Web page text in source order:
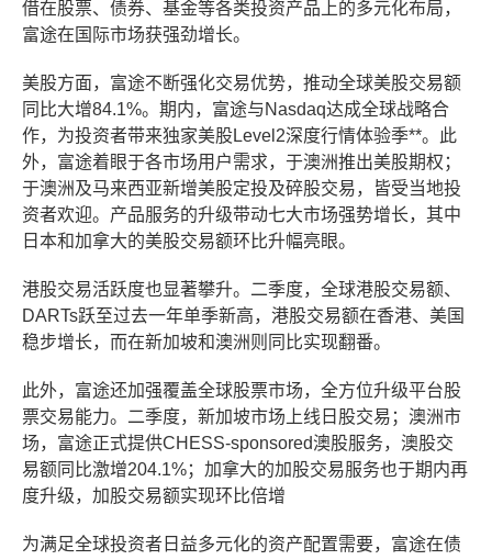
借在股票、债券、基金等各类投资产品上的多元化布局，
富途在国际市场获强劲增长。
美股方面，富途不断强化交易优势，推动全球美股交易额
同比大增84.1%。期内，富途与Nasdaq达成全球战略合
作，为投资者带来独家美股Level2深度行情体验季**。此
外，富途着眼于各市场用户需求，于澳洲推出美股期权；
于澳洲及马来西亚新增美股定投及碎股交易，皆受当地投
资者欢迎。产品服务的升级带动七大市场强势增长，其中
日本和加拿大的美股交易额环比升幅亮眼。
港股交易活跃度也显著攀升。二季度，全球港股交易额、
DARTs跃至过去一年单季新高，港股交易额在香港、美国
稳步增长，而在新加坡和澳洲则同比实现翻番。
此外，富途还加强覆盖全球股票市场，全方位升级平台股
票交易能力。二季度，新加坡市场上线日股交易；澳洲市
场，富途正式提供CHESS-sponsored澳股服务，澳股交
易额同比激增204.1%；加拿大的加股交易服务也于期内再
度升级，加股交易额实现环比倍增
为满足全球投资者日益多元化的资产配置需要，富途在债